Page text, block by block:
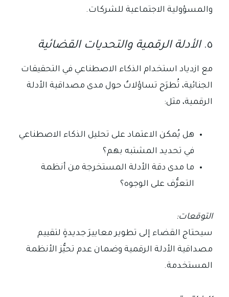
والمسؤولية الاجتماعية للشركات.
٥. الأدلة الرقمية والتحديات القضائية
مع ازدياد استخدام الذكاء الاصطناعي في التحقيقات
الجنائية، تُطرَح تساؤلاتٌ حول مدى مصداقية الأدلة
الرقمية، مثل:
هل يُمكن الاعتماد على تحليل الذكاء الاصطناعي
في تحديد المشتبه بهم؟
ما مدى دقة الأدلة المستخرجة من أنظمة
التعرُّف على الوجوه؟
التوقعات:
سيحتاج القضاء إلى تطوير معاييرَ جديدةٍ لتقييم
مصداقية الأدلة الرقمية وضمان عدم تحيُّز الأنظمة
المستخدمة.